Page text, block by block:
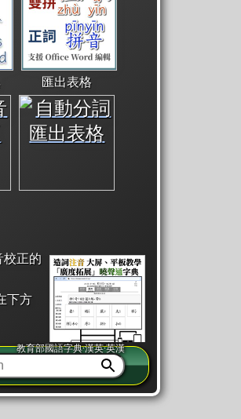
匯出表格
校正的
下方
注音」或「同筆畫」。
詢」此字詞的解釋，不
教育部國語字典·漢英·英漢